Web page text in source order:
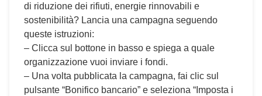
di riduzione dei rifiuti, energie rinnovabili e
sostenibilità? Lancia una campagna seguendo
queste istruzioni:
– Clicca sul bottone in basso e spiega a quale
organizzazione vuoi inviare i fondi.
– Una volta pubblicata la campagna, fai clic sul
pulsante “Bonifico bancario” e seleziona “Imposta i